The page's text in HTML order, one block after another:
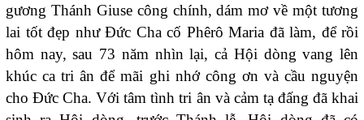
gương Thánh Giuse công chính, dám mơ về một tương
lai tốt đẹp như Đức Cha cố Phêrô Maria đã làm, để rồi
hôm nay, sau 73 năm nhìn lại, cả Hội dòng vang lên
khúc ca tri ân để mãi ghi nhớ công ơn và cầu nguyện
cho Đức Cha. Với tâm tình tri ân và cảm tạ đấng đã khai